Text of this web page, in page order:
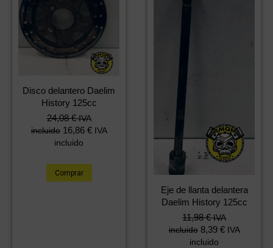
Disco delantero Daelim
History 125cc
24,08€ IVA
incluido 16,86 € IVA
incluido
Comprar
Eje de llanta delantera
Daelim History 125cc
11,98€ IVA
incluido 8,39 € IVA
incluido